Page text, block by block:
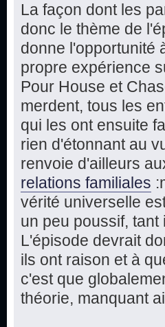
La façon dont les
donc le thème de
donne l'opportunité
propre expérience
Pour House et
merdent, tous les
qui les ont ensuite
rien d'étonnant au
renvoie d'ailleurs
relations familiales
vérité universelle
un peu poussif,
L'épisode devrait
ils ont raison et à
c'est que
théorie, manquant